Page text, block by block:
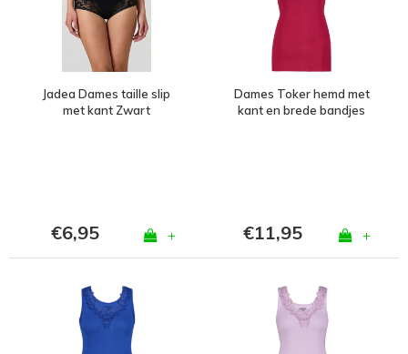
Jadea Dames taille slip
met kant Zwart
€6,95 +
Dames Toker hemd met
kant en brede bandjes
€11,95 +